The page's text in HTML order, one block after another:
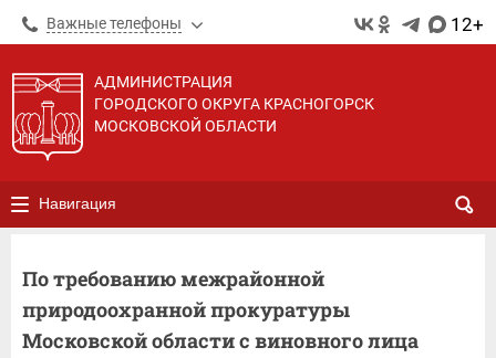
Важные телефоны 12+
АДМИНИСТРАЦИЯ
ГОРОДСКОГО ОКРУГА КРАСНОГОРСК
МОСКОВСКОЙ ОБЛАСТИ
Навигация
По требованию межрайонной
природоохранной прокуратуры
Московской области с виновного лица